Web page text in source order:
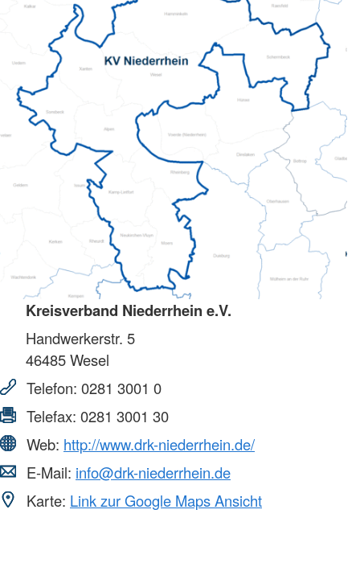
Kreisverband Niederrhein e.V.
Handwerkerstr. 5
46485Wesel
Telefon: 0281 3001 0
Telefax: 0281 3001 30
Web: http://www.drk-niederrhein.de/
E-Mail: info@drk-niederrhein.de
Karte: Link zur Google Maps Ansicht